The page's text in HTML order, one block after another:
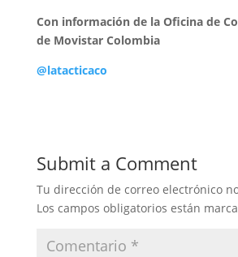
Con información de la Oficina de
de Movistar Colombia
@latacticaco
Submit a Comment
Tu dirección de correo electrónico
Los campos obligatorios están